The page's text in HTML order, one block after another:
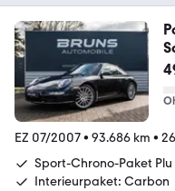
EZ 07/2007• 93.686 km •
Sport-Chrono-Paket Plu
Interieurpaket: Carbon